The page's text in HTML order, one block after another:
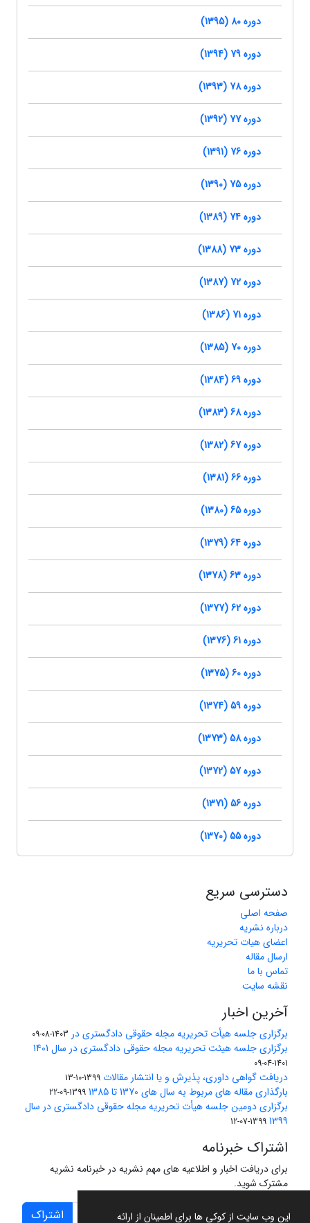
این وب سایت از کوکی ها برای اطمینان از ارائه
دوره 80 (1395)
دوره 79 (1394)
دوره 78 (1393)
دوره 77 (1392)
دوره 76 (1391)
دوره 75 (1390)
دوره 74 (1389)
دوره 73 (1388)
دوره 72 (1387)
دوره 71 (1386)
دوره 70 (1385)
دوره 69 (1384)
دوره 68 (1383)
دوره 67 (1382)
دوره 66 (1381)
دوره 65 (1380)
دوره 64 (1379)
دوره 63 (1378)
دوره 62 (1377)
دوره 61 (1376)
دوره 60 (1375)
دوره 59 (1374)
دوره 58 (1373)
دوره 57 (1372)
دوره 56 (1371)
دوره 55 (1370)
دسترسی سریع
صفحه اصلی
درباره نشریه
اعضای هیات تحریریه
ارسال مقاله
تماس با ما
نقشه سایت
آخرین اخبار
برگزاری جلسه هیأت تحریریه مجله حقوقی دادگستری در 1403-08-09
برگزاری جلسه هیئت تحریریه مجله حقوقی دادگستری در سال 1401
1401-04-09
دریافت گواهی داوری، پذیرش و یا انتشار مقالات 1399-10-13
بارگذاری مقاله های مربوط به سال های 1370 تا 1385 1399-09-22
برگزاری دومین جلسه هیأت تحریریه مجله حقوقی دادگستری در سال
1399
1399-07-12
اشتراک خبرنامه
برای دریافت اخبار و اطلاعیه های مهم نشریه در خبرنامه نشریه
مشترک شوید.
اشتراک